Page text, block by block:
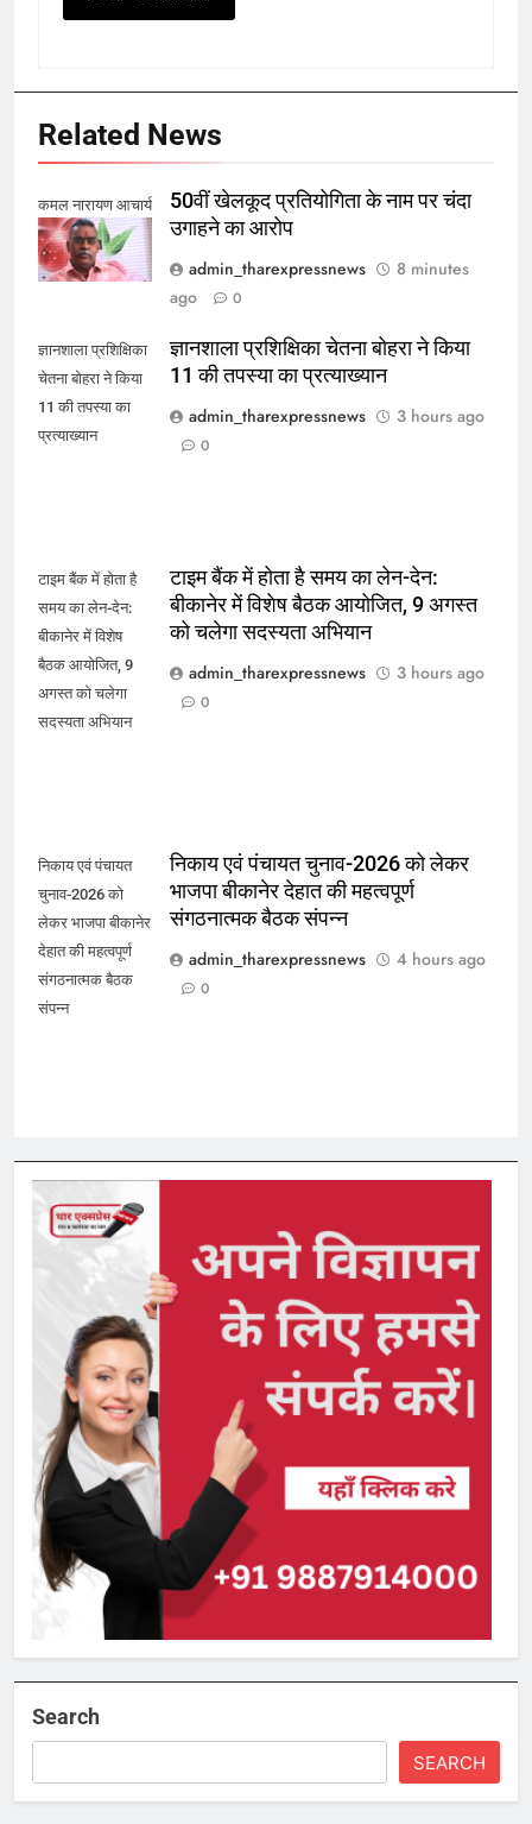
Related News
कमल नारायण आचार्य
50वीं खेलकूद प्रतियोगिता के नाम पर चंदा
उगाहने का आरोप
admin_tharexpressnews
8 minutes
ago
0
ज्ञानशाला प्रशिक्षिका
चेतना बोहरा ने किया
11 की तपस्या का
प्रत्याख्यान
ज्ञानशाला प्रशिक्षिका चेतना बोहरा ने किया
11 की तपस्या का प्रत्याख्यान
admin_tharexpressnews
3 hours ago
0
टाइम बैंक में होता है
समय का लेन-देन:
बीकानेर में विशेष
बैठक आयोजित, 9
अगस्त को चलेगा
सदस्यता अभियान
टाइम बैंक में होता है समय का लेन-देन:
बीकानेर में विशेष बैठक आयोजित, 9 अगस्त
को चलेगा सदस्यता अभियान
admin_tharexpressnews
3 hours ago
0
निकाय एवं पंचायत
चुनाव-2026 को
लेकर भाजपा बीकानेर
देहात की महत्वपूर्ण
संगठनात्मक बैठक
संपन्न
निकाय एवं पंचायत चुनाव-2026 को लेकर
भाजपा बीकानेर देहात की महत्वपूर्ण
संगठनात्मक बैठक संपन्न
admin_tharexpressnews
4 hours ago
0
Search
SEARCH